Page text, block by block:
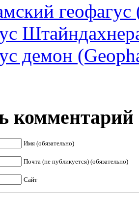
геофагус
демон
комментарий
Имя (обязательно)
Почта (не публикуется) (обязательно)
Сайт